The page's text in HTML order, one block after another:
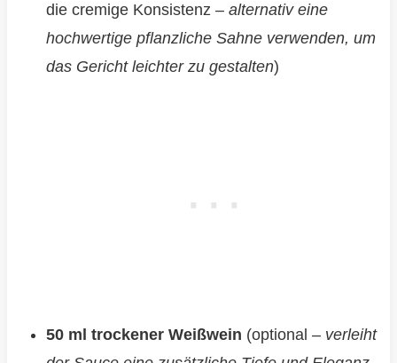
die cremige Konsistenz – alternativ eine
hochwertige pflanzliche Sahne verwenden, um
das Gericht leichter zu gestalten)
50 ml trockener Weißwein (optional – verleiht